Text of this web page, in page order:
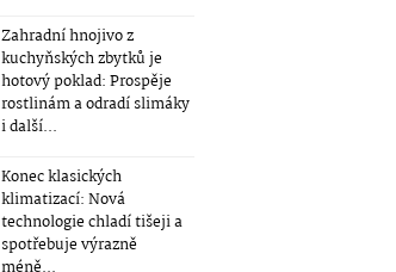
Zahradní hnojivo z
kuchyňských zbytků je
hotový poklad: Prospěje
rostlinám a odradí slimáky
i další...
Konec klasických
klimatizací: Nová
technologie chladí tišeji a
spotřebuje výrazně